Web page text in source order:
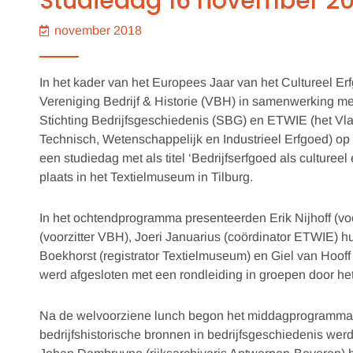
november 2018
In het kader van het Europees Jaar van het Cultureel
Vereniging Bedrijf & Historie (VBH) in samenwerking
Stichting Bedrijfsgeschiedenis (SBG) en ETWIE (het
Technisch, Wetenschappelijk en Industrieel Erfgoed)
een studiedag met als titel ‘Bedrijfserfgoed als cultureel
plaats in het Textielmuseum in Tilburg.
In het ochtendprogramma presenteerden Erik Nijhoff
(voorzitter VBH), Joeri Januarius (coördinator ETWIE)
Boekhorst (registrator Textielmuseum) en Giel van
werd afgesloten met een rondleiding in groepen door
Na de welvoorziene lunch begon het
bedrijfshistorische bronnen in bedrijfsgeschiedenis